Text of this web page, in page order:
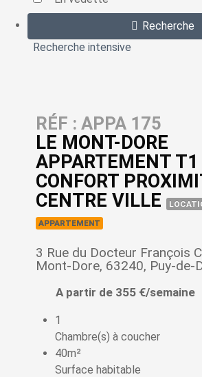
Recherche
Recherche intensive
RÉF : APPA 175
LE MONT-DORE
APPARTEMENT
CONFORT
CENTRE VILLE
APPARTEMENT
3 Rue du Docteur François
Mont-Dore, 63240, Puy-de-
A partir de 355 €/semaine
1
Chambre(s) à coucher
40m²
Surface habitable